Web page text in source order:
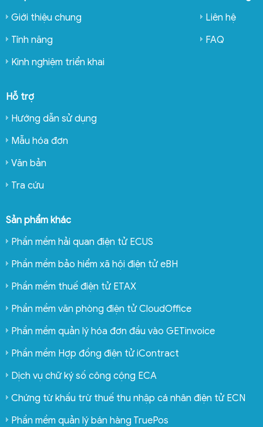
Giới thiệu chung
Tính năng
Kinh nghiệm triển khai
Liên hệ
FAQ
Hỗ trợ
Hướng dẫn sử dụng
Mẫu hóa đơn
Văn bản
Tra cứu
Sản phẩm khác
Phần mềm hải quan điện tử ECUS
Phần mềm bảo hiểm xã hội điện tử eBH
Phần mềm thuế điện tử ETAX
Phần mềm văn phòng điện tử CloudOffice
Phần mềm quản lý hóa đơn đầu vào GETinvoice
Phần mềm Hợp đồng điện tử iContract
Dịch vụ chữ ký số công cộng ECA
Chứng từ khấu trừ thuế thu nhập cá nhân điện tử ECN
Phần mềm quản lý bán hàng TruePos